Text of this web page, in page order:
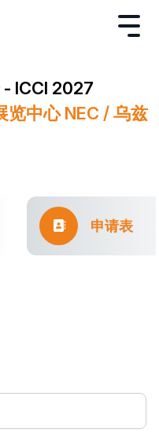
ICCI 2027
览中心 NEC / 乌兹
申请表